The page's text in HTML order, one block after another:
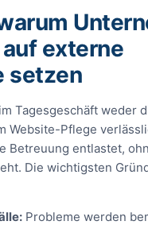
externe
setzen
Tagesgeschäft weder
Website-Pflege
Betreuung entlastet,
Die wichtigsten
Probleme werden